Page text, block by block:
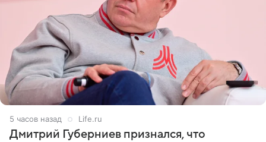
5 часов назад Life.ru
Дмитрий Губерниев признался, что